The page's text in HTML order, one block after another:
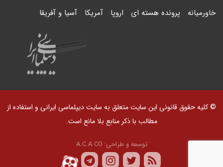
خاورمیانه پرونده هسته ای اروپا آمریکا آسیا و آفریقا
© کلیه حقوق قانونی این سایت متعلق به سایت دیپلماسی ایرانی و استفاده از
مطالب با ذکر منابع بلا مانع است.
توسعه و طراحی: A.C.A CO